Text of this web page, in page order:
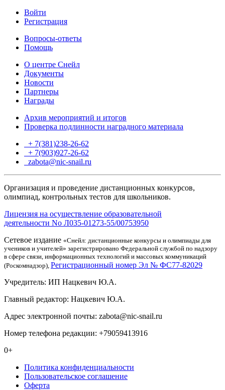
Войти
Регистрация
Вопросы-ответы
Помощь
О центре Снейл
Документы
Новости
Партнеры
Награды
Архив мероприятий и итогов
Проверка подлинности наградного материала
+ 7(381)238-26-62
+ 7(903)927-26-62
zabota@nic-snail.ru
Организация и проведение дистанционных конкурсов,
олимпиад, контрольных тестов для школьников.
Лицензия на осуществление образовательной
деятельности No Л035-01273-55/00753950
Сетевое издание «Снейл: дистанционные конкурсы и олимпиады для
учеников и учителей» зарегистрировано Федеральной службой по надзору
в сфере связи, информационных технологий и массовых коммуникаций
(Роскомнадзор), Регистрационный номер Эл № ФС77-82029
Учредитель: ИП Нацкевич Ю.А.
Главный редактор: Нацкевич Ю.А.
Адрес электронной почты: zabota@nic-snail.ru
Номер телефона редакции: +79059413916
0+
Политика конфиденциальности
Пользовательское соглашение
Оферта